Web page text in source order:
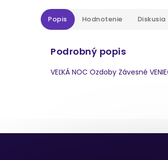
Popis Hodnotenie Diskusia
Podrobný popis
VEĽKÁ NOC Ozdoby Závesné